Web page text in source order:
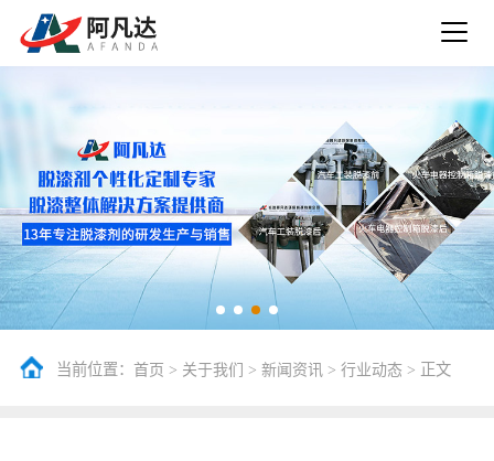
当前位置： 首页 > 关于我们 > 新闻资讯 > 行业动态> 正文